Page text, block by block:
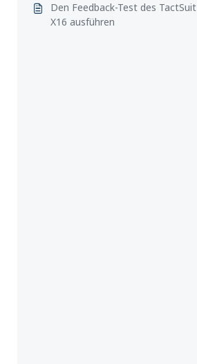
Den Feedback-Test des TactSuit
X16 ausführen